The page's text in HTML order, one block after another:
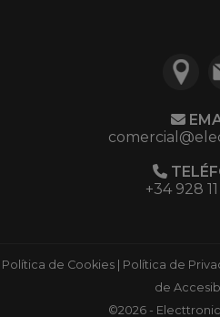
+34 928
Política de Cookies Política de
de
©2026 -